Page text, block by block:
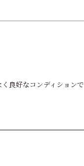
良好なコンディションで